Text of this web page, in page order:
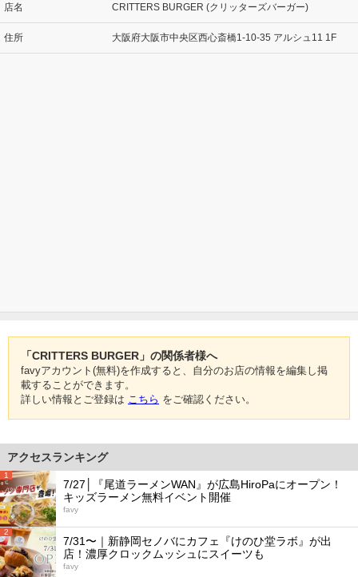
店名 CRITTERS BURGER (クリッターズバーガー)
住所 大阪府大阪市中央区西心斎橋1-10-35 アルシュ11 1F
「CRITTERS BURGER」の関係者様へ
favyアカウント(無料)を作成すると、自分のお店の情報を編集し掲
載することができます。
詳しい情報とご登録は こちら をご確認ください。
アクセスランキング
1
7/27│『尾道ラーメンWAN』が広島HiroPaにオープン！
キッズラーメン無料イベント開催
favy
2
7/31〜｜新静岡セノバにカフェ『けのひ堂ラボ』が出
店！濃厚クロックムッシュにスイーツも
favy